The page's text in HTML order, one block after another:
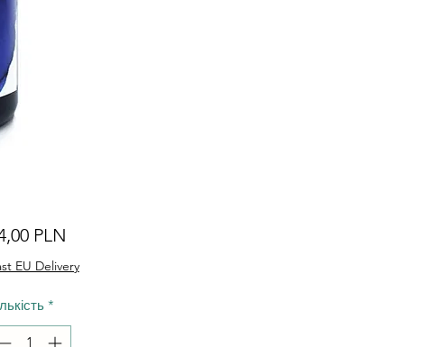
PLN
EU Delivery
*